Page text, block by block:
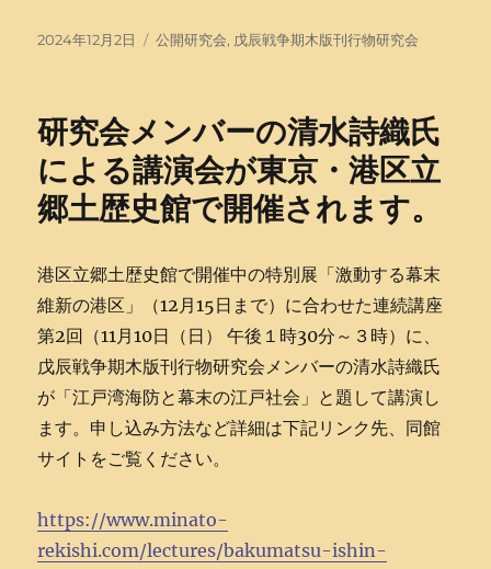
投
2024年12月2日
タ
公開研究会, 戊辰戦争期木版刊行物研究会
研究会メンバーの清水詩織氏
による講演会が東京・港区立
郷土歴史館で開催されます。
港区立郷土歴史館で開催中の特別展「激動する幕末
維新の港区」（12月15日まで）に合わせた連続講座
第2回（11月10日（日） 午後１時30分～３時）に、
戊辰戦争期木版刊行物研究会メンバーの清水詩織氏
が「江戸湾海防と幕末の江戸社会」と題して講演し
ます。申し込み方法など詳細は下記リンク先、同館
サイトをご覧ください。
https://www.minato-
rekishi.com/lectures/bakumatsu-ishin-